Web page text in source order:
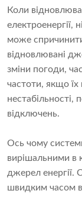
Коли
електроенергії,
може
відновлювані
зміни погоди,
частоти, якщо
нестабільності,
відключень.
Ось чому
вирішальними в
джерел енергії.
швидким часом